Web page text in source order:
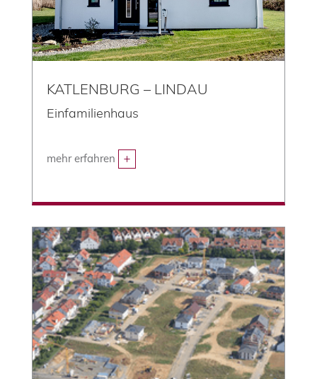
KATLENBURG – LINDAU
Einfamilienhaus
mehr erfahren